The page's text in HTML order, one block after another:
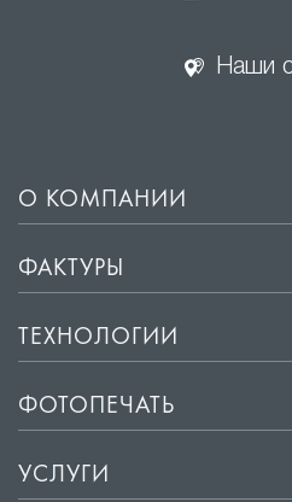
Наши
О КОМПАНИИ
ФАКТУРЫ
ТЕХНОЛОГИИ
ФОТОПЕЧАТЬ
УСЛУГИ